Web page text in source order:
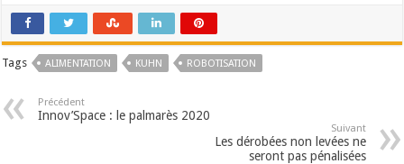
Tags ALIMENTATION KUHN ROBOTISATION
Précédent
Innov’Space : le palmarès 2020
Suivant
Les dérobées non levées ne
seront pas pénalisées